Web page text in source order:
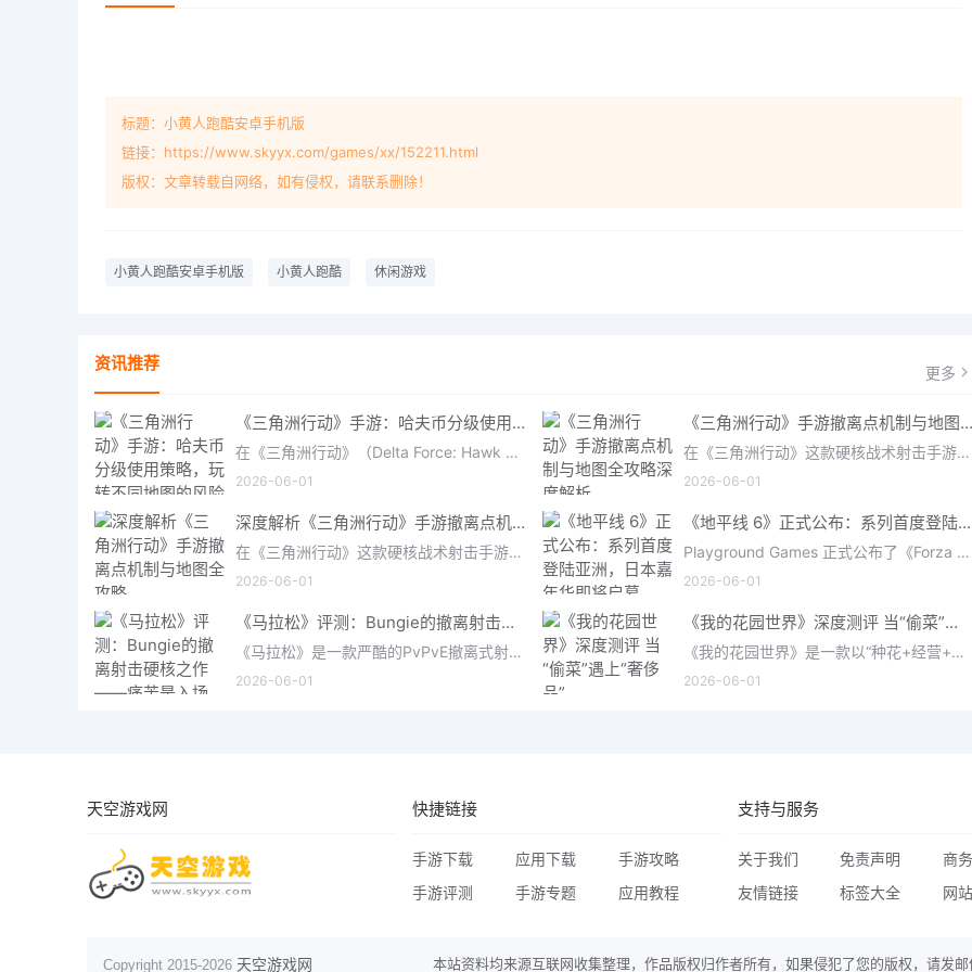
标题：小黄人跑酷安卓手机版
链接：https://www.skyyx.com/games/xx/152211.html
版权：文章转载自网络，如有侵权，请联系删除！
小黄人跑酷安卓手机版 小黄人跑酷 休闲游戏
资讯推荐 更多
《三角洲行动》手游：哈夫币分级使用策略，玩转不同地图的风险与回报
在《三角洲行动》（Delta Force: Hawk Ops）“烽火地带”模式中，地图被划分为“普通”、“机密”和“绝密”三个
2026-06-01
《三角洲行动》手游撤离点机制与地图全攻略深度解析
在《三角洲行动》这款硬核战术射击手游中，撤离是每位干员行动的核心目标。无论你在战场中搜刮了多少高价值物
2026-06-01
深度解析《三角洲行动》手游撤离点机制与地图全攻略
在《三角洲行动》这款硬核战术射击手游中，撤离是每位干员行动的核心目标。无论你在战场中搜刮了多少高价值物
2026-06-01
《地平线 6》正式公布：系列首度登陆亚洲，日本嘉年华即将启幕
Playground Games 正式公布了《Forza Horizon 6》，这次备受赞誉的地平线嘉年华将首次驶入亚洲，落户日本。玩家
2026-06-01
《马拉松》评测：Bungie的撤离射击硬核之作——痛苦是入场券，回报是顶级的
《马拉松》是一款严酷的PvPvE撤离式射击游戏，现已登陆PS5、Xbox Series X/S和PC。它继承了Bungie上世纪90年
2026-06-01
《我的花园世界》深度测评 当“偷菜”遇上“奢侈品”
《我的花园世界》是一款以“种花+经营+社交”为核心的模拟经营类手游。游戏将玩家置于一个古风花园环境中，扮
2026-06-01
天空游戏网 快捷链接
手游下载 应用下载
手游攻略
手游评测
手游专题 应用教程
支持与服务
关于我们 免责声明
商
友情链接
标签大全 网
Copyright 2015-2026 天空游戏网 本站资料均来源互联网收集整理，作品版权归作者所有，如果侵犯了您的版权，请发